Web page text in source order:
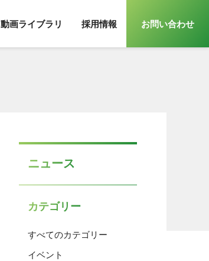
動画ライブラリ 採用情報 お問い合わせ
ニュース
カテゴリー
すべてのカテゴリー
イベント